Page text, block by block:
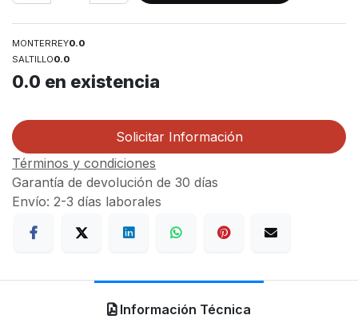
MONTERREY0.0
SALTILLO0.0
0.0 en existencia
Solicitar Información
Términos y condiciones
Garantía de devolución de 30 días
Envío: 2-3 días laborales
Información Técnica